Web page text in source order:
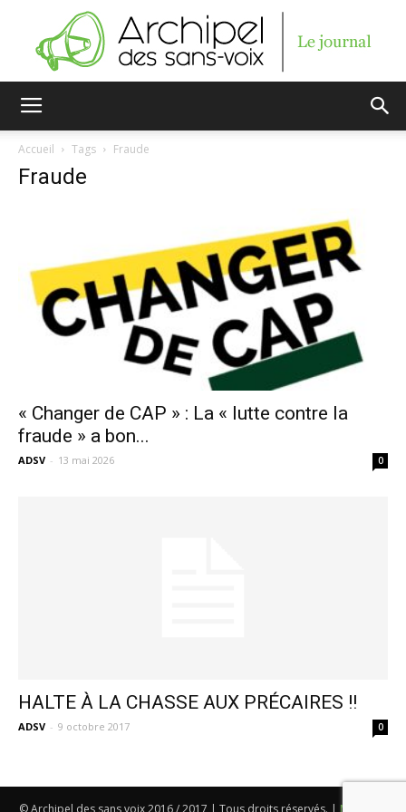
sans-
voix
Accueil Tags Fraude
Fraude
« Changer de CAP » : La « lutte contre la
fraude » a bon...
ADSV - 13 mai 2026 0
HALTE À LA CHASSE AUX PRÉCAIRES !!
ADSV - 9 octobre 2017 0
© Archipel des sans voix 2016 / 2017 | Tous droits réservés. | Mentions